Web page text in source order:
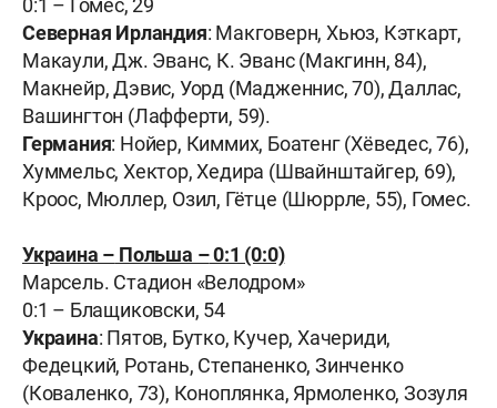
0:1 – Гомес, 29
Северная Ирландия: Макговерн, Хьюз, Кэткарт,
Макаули, Дж. Эванс, К. Эванс (Макгинн, 84),
Макнейр, Дэвис, Уорд (Мадженнис, 70), Даллас,
Вашингтон (Лафферти, 59).
Германия: Нойер, Киммих, Боатенг (Хёведес, 76),
Хуммельс, Хектор, Хедира (Швайнштайгер, 69),
Кроос, Мюллер, Озил, Гётце (Шюррле, 55), Гомес.
Украина – Польша –0:1 (0:0)
Марсель. Стадион «Велодром»
0:1 – Блащиковски, 54
Украина: Пятов, Бутко, Кучер, Хачериди,
Федецкий, Ротань, Степаненко, Зинченко
(Коваленко, 73), Коноплянка, Ярмоленко, Зозуля